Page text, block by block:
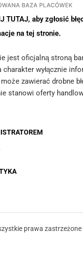
TUTAJ, aby zgłosić
na tej stronie.
jest oficjalną stroną
charakter wyłącznie
zawierać drobne
stanowi oferty
prawa zastrzeżone